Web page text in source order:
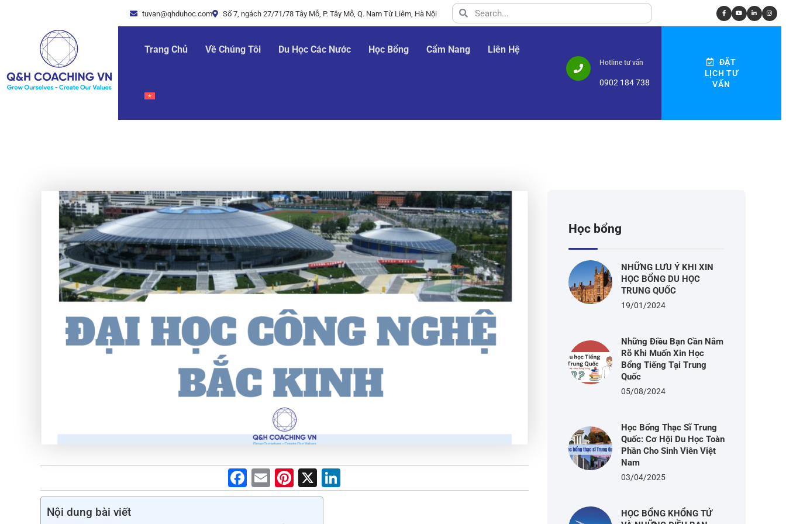
tuvan@qhduhoc.com Số 7, ngách 27/71/78 Tây Mỗ, P. Tây Mỗ, Q. Nam Từ Liêm, Hà Nội
Trang Chủ Về Chúng Tôi Du Học Các Nước Học Bổng Cẩm Nang Liên Hệ
Hotline tư vấn
0902 184 738
ĐẶT
LỊCH TƯ
VẤN
F
a
E
m
Pi
nt
X
n
Nội dung bài viết
Học bổng
NHỮNG LƯU Ý KHI XIN
HỌC BỔNG DU HỌC
TRUNG QUỐC
19/01/2024
Những Điều Bạn Cần Nắm
Rõ Khi Muốn Xin Học
Bổng Tiếng Tại Trung
Quốc
05/08/2024
Học Bổng Thạc Sĩ Trung
Quốc: Cơ Hội Du Học Toàn
Phần Cho Sinh Viên Việt
Nam
03/04/2025
HỌC BỔNG KHỔNG TỬ